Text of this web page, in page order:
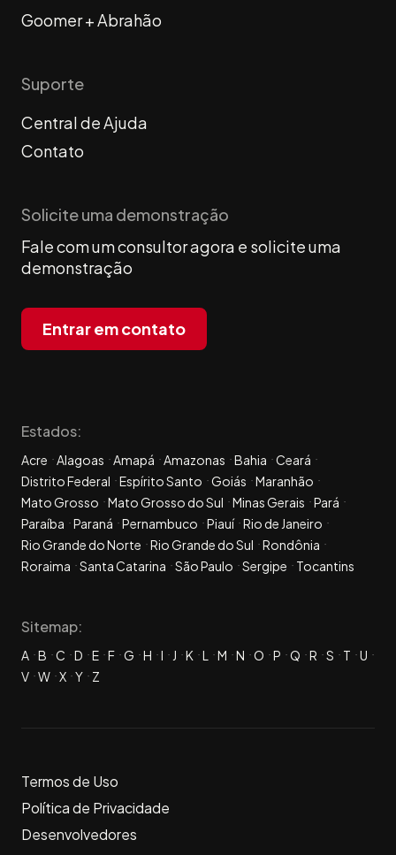
Goomer + Abrahão
Suporte
Central de Ajuda
Contato
Solicite uma demonstração
Fale com um consultor agora e solicite uma
demonstração
Entrar em contato
Estados:
Acre Alagoas Amapá Amazonas Bahia
Ceará
Distrito Federal
Espírito Santo Goiás
Maranhão
Mato Grosso
Mato Grosso do Sul Minas Gerais
Pará
Paraíba
Paraná Pernambuco Piauí Rio de Janeiro
Rio Grande do Norte
Rio Grande do Sul
Rondônia
Roraima
Santa Catarina São Paulo Sergipe Tocantins
Sitemap:
A B C D E F G H I J K L M N O P Q R S T
U
V W X Y Z
Termos de Uso
Política de Privacidade
Desenvolvedores